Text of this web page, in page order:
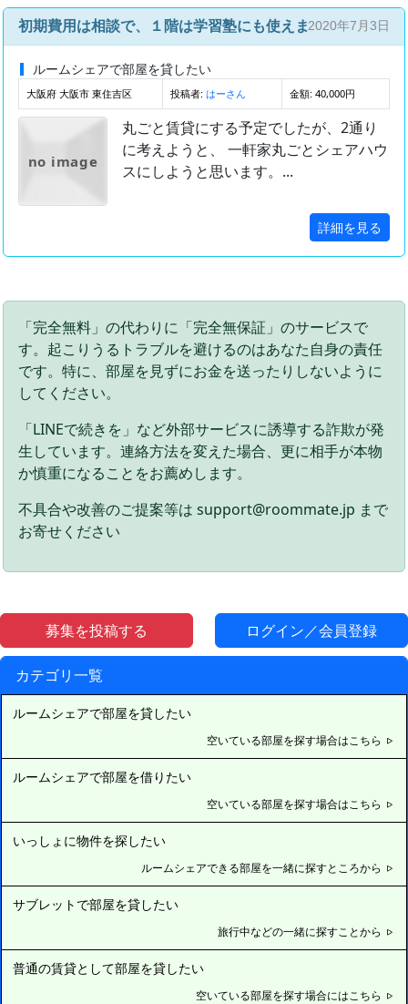
募集を投稿する ログイン／会員登録
カテゴリ一覧
ルームシェアで部屋を貸したい
空いている部屋を探す場合はこちら
ルームシェアで部屋を借りたい
空いている部屋を探す場合はこちら
いっしょに物件を探したい
ルームシェアできる部屋を一緒に探すところから
サブレットで部屋を貸したい
旅行中などの一緒に探すことから
普通の賃貸として部屋を貸したい
空いている部屋を探す場合にはこちら
初期費用は相談で、１階は学習塾にも使えます。2020年7月3日
ルームシェアで部屋を貸したい
大阪府 大阪市 東住吉区 投稿者: はーさん 金額: 40,000円
no image
丸ごと賃貸にする予定でしたが、2通り
に考えようと、 一軒家丸ごとシェアハウ
スにしようと思います。...
詳細を見る
「完全無料」の代わりに「完全無保証」のサービスで
す。起こりうるトラブルを避けるのはあなた自身の責任
です。特に、部屋を見ずにお金を送ったりしないように
してください。
「LINEで続きを」など外部サービスに誘導する詐欺が発
生しています。連絡方法を変えた場合、更に相手が本物
か慎重になることをお薦めします。
不具合や改善のご提案等は support@roommate.jp まで
お寄せください